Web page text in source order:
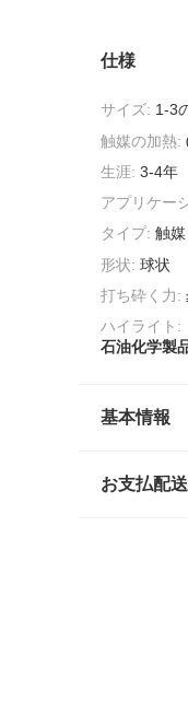
仕様
サイズ: 1-3
触媒の加熱:
生涯: 3-4年
アプリケー
タイプ: 触媒
形状: 球状
打ち砕く力:
ハイライト:
石油化学製
基本情報
お支払配